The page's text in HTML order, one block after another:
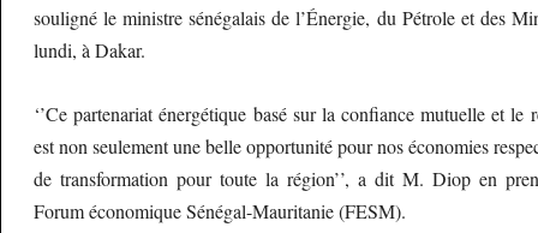
souligné le ministre sénégalais de l’Énergie, du Pétrole et des
lundi, à Dakar.
‘’Ce partenariat énergétique basé sur la confiance mutuelle et le
est non seulement une belle opportunité pour nos économies
de transformation pour toute la région’’, a dit M. Diop en
Forum économique Sénégal-Mauritanie (FESM).